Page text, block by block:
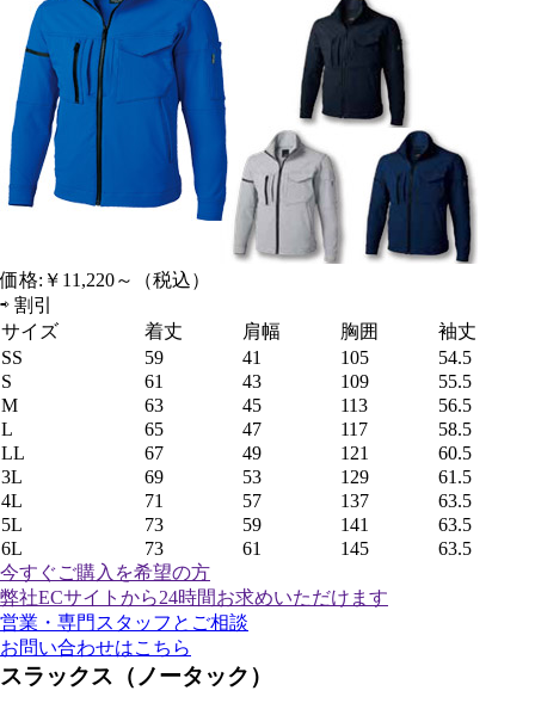
価格: ￥11,220～
（税込）
⇨ 割引
サイズ
着丈 肩幅 胸囲
袖丈
SS
59 41 105
54.5
S
61 43 109
55.5
M
63 45 113
56.5
L
65 47 117
58.5
LL
67 49 121
60.5
3L
69 53 129
61.5
4L
71 57 137
63.5
5L
73 59 141
63.5
6L
73 61 145
63.5
今すぐご購入 を希望の方
弊社ECサイトから24時間お求めいただけます
営業・専門スタッフとご相談
お問い合わせはこちら
スラックス（ノータック）